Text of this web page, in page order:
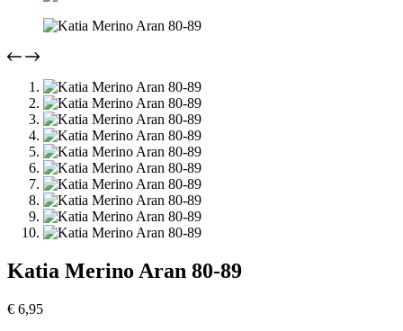
Katia Merino Aran 80-89
€ 6,95